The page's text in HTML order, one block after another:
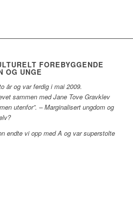
FOREBYGGENDE
OG UNGE
år og var ferdig i mai 2009.
sammen med Jane Tove Gravklev
utenfor”. – Marginalisert ungdom og
endte vi opp med A og var superstolte